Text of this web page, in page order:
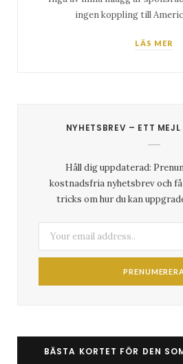
ingen koppling till
LÄS MER
NYHETSBREV – ETT
Håll dig uppdaterad:
kostnadsfria nyhetsbrev och
tricks om hur du kan
BÄSTA KORTET FÖR DEN